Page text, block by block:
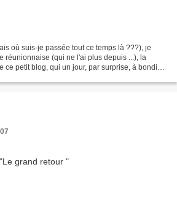
où suis-je passée tout ce temps là ???), je
réunionnaise (qui ne l'ai plus depuis ...), la
ce petit blog, qui un jour, par surprise, à bondi